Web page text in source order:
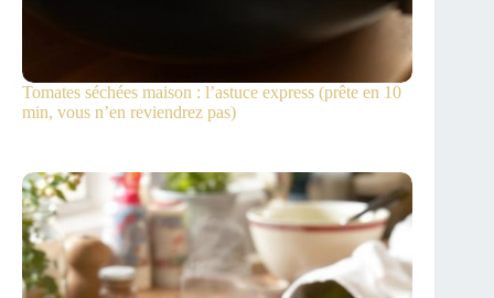
Tomates séchées maison : l’astuce express (prête en 10
min, vous n’en reviendrez pas)